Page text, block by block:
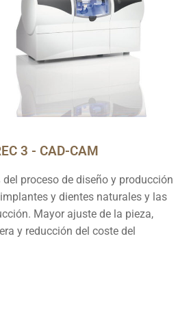
3 - CAD-CAM
proceso de diseño y producción
y dientes naturales y las
Mayor ajuste de la pieza,
y reducción del coste del